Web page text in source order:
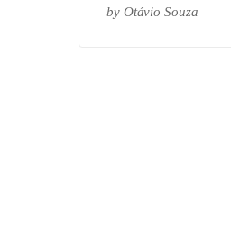
by Otávio Souza